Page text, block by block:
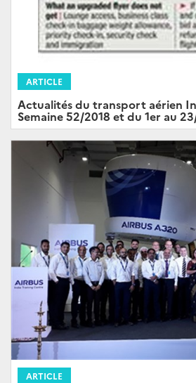
ARTICLE
Actualités du transport aérien
Semaine 52/2018 et du 1er au
ARTICLE